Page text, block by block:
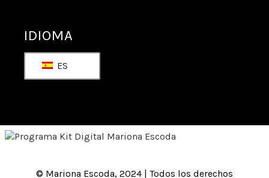
IDIOMA
ES
© Mariona Escoda, 2024 | Todos los derechos